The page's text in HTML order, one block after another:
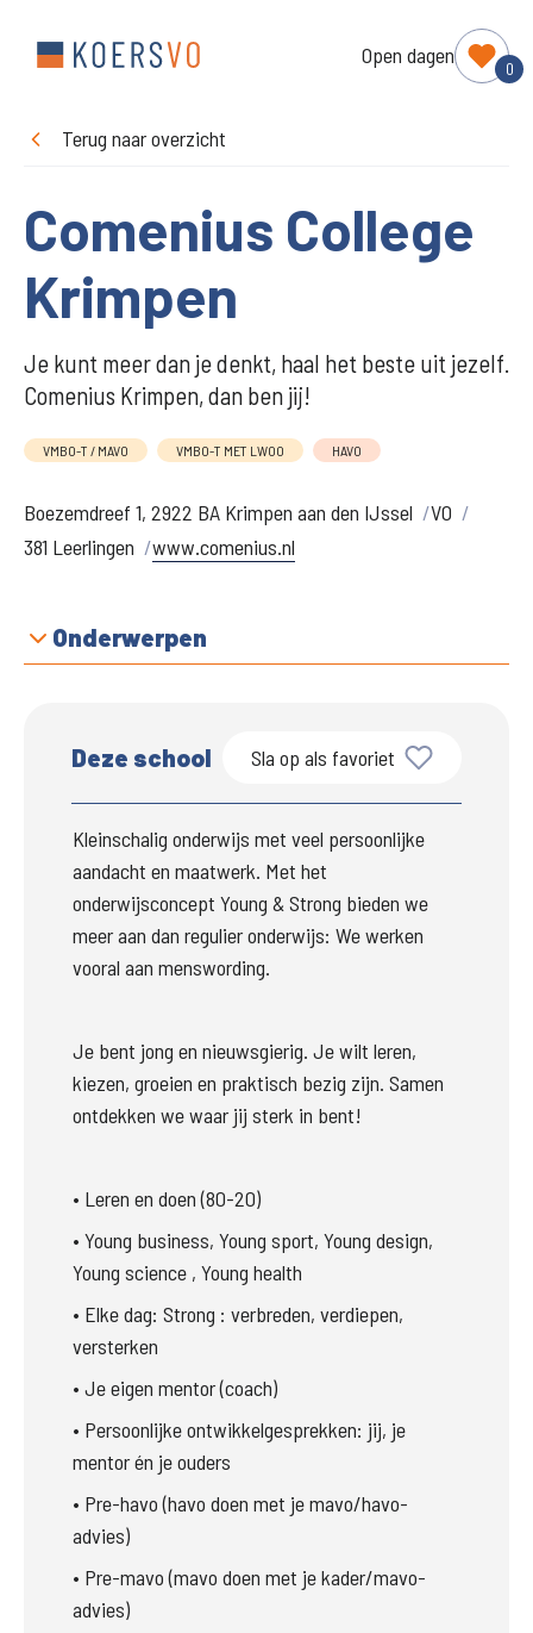
Open dagen
0
Terug naar overzicht
Comenius College
Krimpen
Je kunt meer dan je denkt, haal het beste uit jezelf.
Comenius Krimpen, dan ben jij!
VMBO-T / MAVO VMBO-T MET LWOO HAVO
Boezemdreef 1, 2922 BA Krimpen aan den IJssel
VO
381 Leerlingen
www.comenius.nl
Onderwerpen
Deze school Sla op als favoriet
Kleinschalig onderwijs met veel persoonlijke
aandacht en maatwerk. Met het
onderwijsconcept Young & Strong bieden we
meer aan dan regulier onderwijs: We werken
vooral aan menswording.
Je bent jong en nieuwsgierig. Je wilt leren,
kiezen, groeien en praktisch bezig zijn. Samen
ontdekken we waar jij sterk in bent!
• Leren en doen (80-20)
• Young business, Young sport, Young design,
Young science , Young health
• Elke dag: Strong : verbreden, verdiepen,
versterken
• Je eigen mentor (coach)
• Persoonlijke ontwikkelgesprekken: jij, je
mentor én je ouders
• Pre-havo (havo doen met je mavo/havo-
advies)
• Pre-mavo (mavo doen met je kader/mavo-
advies)